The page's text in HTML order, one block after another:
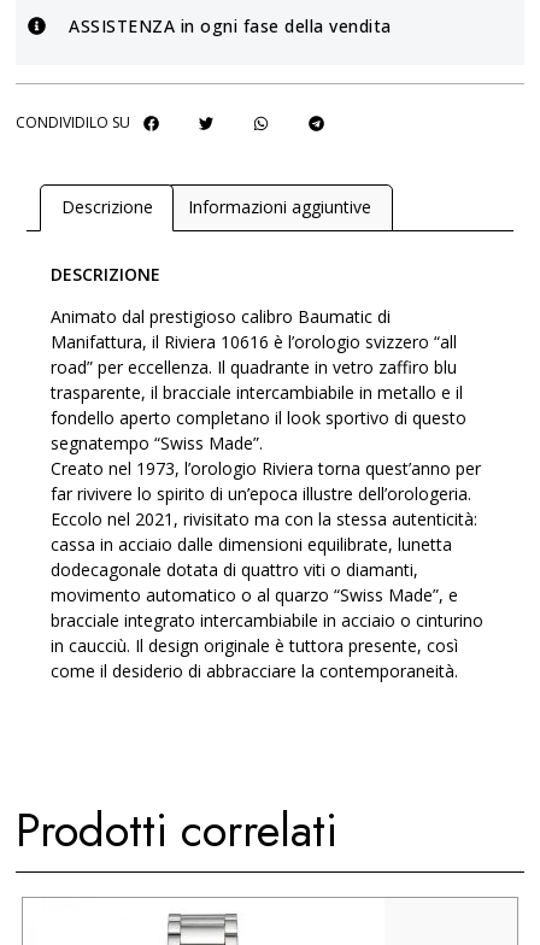
ASSISTENZA in ogni fase della vendita
CONDIVIDILO SU
Descrizione Informazioni aggiuntive
DESCRIZIONE
Animato dal prestigioso calibro Baumatic di
Manifattura, il Riviera 10616 è l’orologio svizzero “all
road” per eccellenza. Il quadrante in vetro zaffiro blu
trasparente, il bracciale intercambiabile in metallo e il
fondello aperto completano il look sportivo di questo
segnatempo “Swiss Made”.
Creato nel 1973, l’orologio Riviera torna quest’anno per
far rivivere lo spirito di un’epoca illustre dell’orologeria.
Eccolo nel 2021, rivisitato ma con la stessa autenticità:
cassa in acciaio dalle dimensioni equilibrate, lunetta
dodecagonale dotata di quattro viti o diamanti,
movimento automatico o al quarzo “Swiss Made”, e
bracciale integrato intercambiabile in acciaio o cinturino
in caucciù. Il design originale è tuttora presente, così
come il desiderio di abbracciare la contemporaneità.
Prodotti correlati